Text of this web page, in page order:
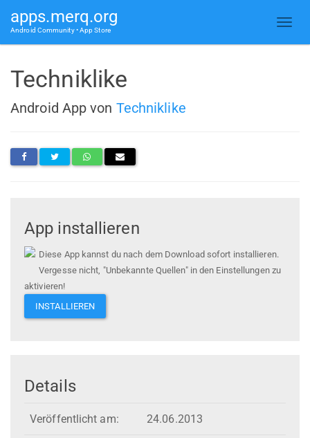
apps.merq.org
Android Community • App Store
Techniklike
Android App von Techniklike
App installieren
Diese App kannst du nach dem Download sofort installieren.
Vergesse nicht, "Unbekannte Quellen" in den Einstellungen zu
aktivieren!
INSTALLIEREN
Details
Veröffentlicht am: 24.06.2013